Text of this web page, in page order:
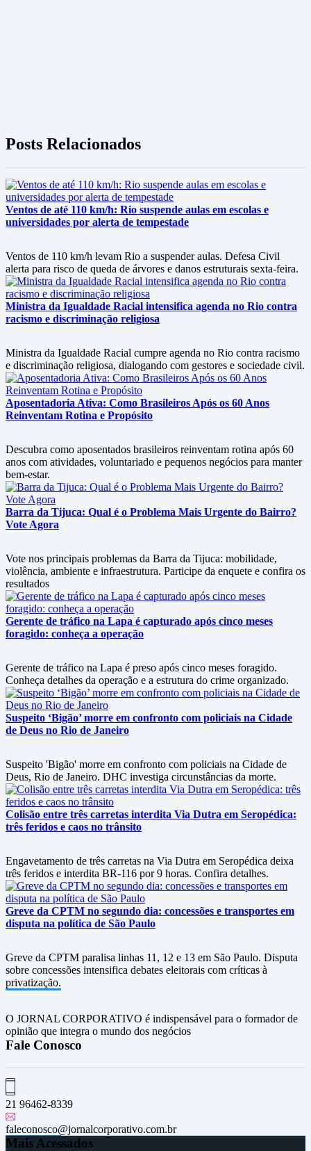
Posts Relacionados
Ventos de até 110 km/h: Rio suspende aulas em escolas e
universidades por alerta de tempestade
Ventos de 110 km/h levam Rio a suspender aulas. Defesa Civil
alerta para risco de queda de árvores e danos estruturais sexta-feira.
Ministra da Igualdade Racial intensifica agenda no Rio contra
racismo e discriminação religiosa
Ministra da Igualdade Racial cumpre agenda no Rio contra racismo
e discriminação religiosa, dialogando com gestores e sociedade civil.
Aposentadoria Ativa: Como Brasileiros Após os 60 Anos
Reinventam Rotina e Propósito
Descubra como aposentados brasileiros reinventam rotina após 60
anos com atividades, voluntariado e pequenos negócios para manter
bem-estar.
Barra da Tijuca: Qual é o Problema Mais Urgente do Bairro?
Vote Agora
Vote nos principais problemas da Barra da Tijuca: mobilidade,
violência, ambiente e infraestrutura. Participe da enquete e confira os
resultados
Gerente de tráfico na Lapa é capturado após cinco meses
foragido: conheça a operação
Gerente de tráfico na Lapa é preso após cinco meses foragido.
Conheça detalhes da operação e a estrutura do crime organizado.
Suspeito ‘Bigão’ morre em confronto com policiais na Cidade
de Deus no Rio de Janeiro
Suspeito 'Bigão' morre em confronto com policiais na Cidade de
Deus, Rio de Janeiro. DHC investiga circunstâncias da morte.
Colisão entre três carretas interdita Via Dutra em Seropédica:
três feridos e caos no trânsito
Engavetamento de três carretas na Via Dutra em Seropédica deixa
três feridos e interdita BR-116 por 9 horas. Confira detalhes.
Greve da CPTM no segundo dia: concessões e transportes em
disputa na política de São Paulo
Greve da CPTM paralisa linhas 11, 12 e 13 em São Paulo. Disputa
sobre concessões intensifica debates eleitorais com críticas à
privatização.
O JORNAL CORPORATIVO é indispensável para o formador de
opinião que integra o mundo dos negócios
Fale Conosco
21 96462-8339
faleconosco@jornalcorporativo.com.br
Mais Acessados